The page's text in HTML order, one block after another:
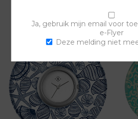
Ja, gebruik mijn email voor
e-Flyer
Deze melding niet